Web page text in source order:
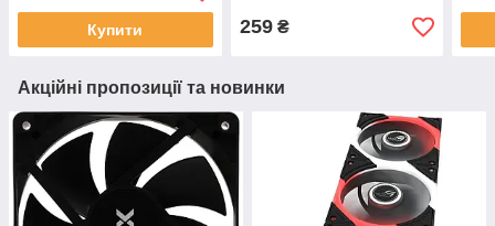
Купити 259₴
Акційні пропозиції та новинки